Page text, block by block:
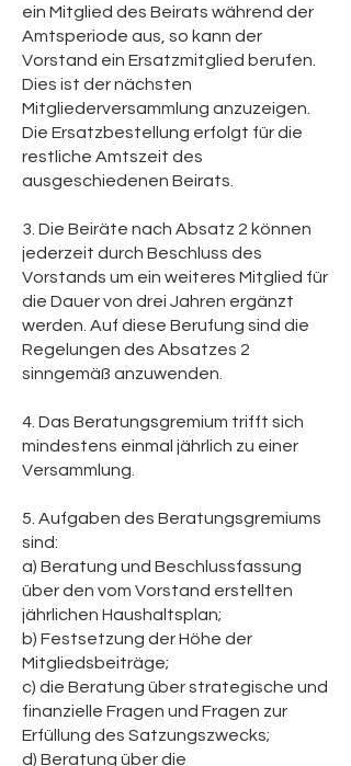
ein Mitglied des Beirats während der
Amtsperiode aus, so kann der
Vorstand ein Ersatzmitglied berufen.
Dies ist der nächsten
Mitgliederversammlung anzuzeigen.
Die Ersatzbestellung erfolgt für die
restliche Amtszeit des
ausgeschiedenen Beirats.
3. Die Beiräte nach Absatz 2 können
jederzeit durch Beschluss des
Vorstands um ein weiteres Mitglied für
die Dauer von drei Jahren ergänzt
werden. Auf diese Berufung sind die
Regelungen des Absatzes 2
sinngemäß anzuwenden.
4. Das Beratungsgremium trifft sich
mindestens einmal jährlich zu einer
Versammlung.
5. Aufgaben des Beratungsgremiums
sind:
a) Beratung und Beschlussfassung
über den vom Vorstand erstellten
jährlichen Haushaltsplan;
b) Festsetzung der Höhe der
Mitgliedsbeiträge;
c) die Beratung über strategische und
finanzielle Fragen und Fragen zur
Erfüllung des Satzungszwecks;
d) Beratung über die